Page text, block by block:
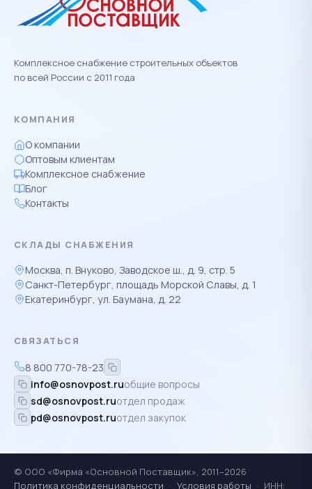
Комплексное снабжение строительных объектов
по всей России с 2011 года
КОМПАНИЯ
О компании
Оптовым клиентам
Комплексное снабжение
Блог
Контакты
СКЛАДЫ СНАБЖЕНИЯ
Москва, п. Внуково, Заводское ш., д. 9, стр. 5
Санкт-Петербург, площадь Морской Славы, д. 1
Екатеринбург, ул. Баумана, д. 22
СВЯЗАТЬСЯ
8 800 770-78-23
info@osnovpost.ruобщие вопросы
sd@osnovpost.ruотдел продаж
pd@osnovpost.ruотдел закупок
© ООО «Фирма «Основной Поставщик», 2011–2026
Политика конфиденциальности · Условия работы · ИНН: